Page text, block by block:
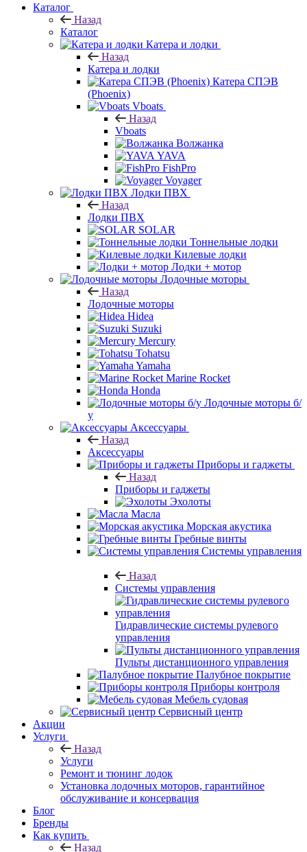
Каталог
Назад
Каталог
Катера и лодки
Назад
Катера и лодки
Катера СПЭВ
(Phoenix)
Vboats
Назад
Vboats
Волжанка
YAVA
FishPro
Voyager
Лодки ПВХ
Назад
Лодки ПВХ
SOLAR
Тоннельные лодки
Килевые лодки
Лодки + мотор
Лодочные моторы
Назад
Лодочные моторы
Hidea
Suzuki
Mercury
Tohatsu
Yamaha
Marine Rocket
Honda
Лодочные моторы б/
у
Аксессуары
Назад
Аксессуары
Приборы и гаджеты
Назад
Приборы и гаджеты
Эхолоты
Масла
Морская акустика
Гребные винты
Системы управления
Назад
Системы управления
Гидравлические системы рулевого
управления
Пульты дистанционного управления
Палубное покрытие
Приборы контроля
Мебель судовая
Сервисный центр
Акции
Услуги
Назад
Услуги
Ремонт и тюнинг лодок
Установка лодочных моторов, гарантийное
обслуживание и консервация
Блог
Бренды
Как купить
Назад